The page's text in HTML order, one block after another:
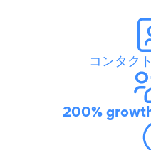
コンタク
200%